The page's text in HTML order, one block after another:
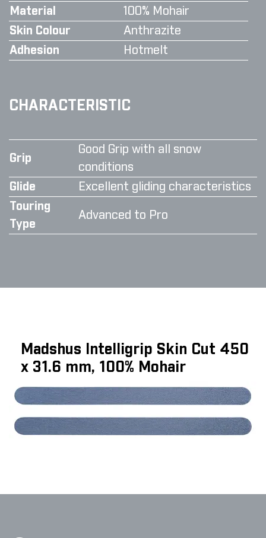
Material
100% Mohair
Skin Colour
Anthrazite
Adhesion
Hotmelt
CHARACTERISTIC
Grip
Good Grip with all snow
conditions
Glide
Excellent gliding characteristics
Touring
Type
Advanced to Pro
Madshus Intelligrip Skin Cut 450
x 31.6 mm, 100% Mohair